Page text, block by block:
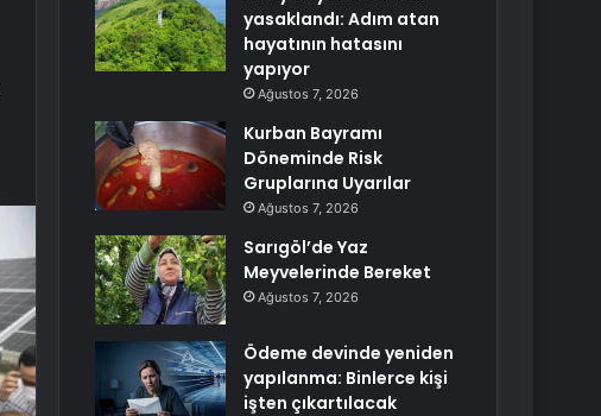
yasaklandı: Adım atan
hayatının hatasını
yapıyor
Ağustos 7, 2026
Kurban Bayramı
Döneminde Risk
Gruplarına Uyarılar
Ağustos 7, 2026
Sarıgöl’de Yaz
Meyvelerinde Bereket
Ağustos 7, 2026
Ödeme devinde yeniden
yapılanma: Binlerce kişi
işten çıkartılacak